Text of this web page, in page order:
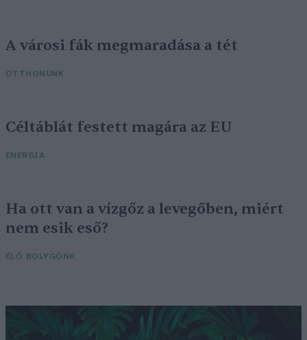
A városi fák megmaradása a tét
OTTHONUNK
Céltáblát festett magára az EU
ENERGIA
Ha ott van a vízgőz a levegőben, miért
nem esik eső?
ÉLŐ BOLYGÓNK